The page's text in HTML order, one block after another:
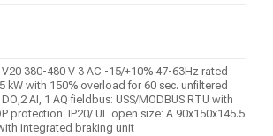
V20 380-480 V 3 AC -15/+10% 47-63Hz rated
kW with 150% overload for 60 sec. unfiltered
AI, 1 AQ fieldbus: USS/MODBUS RTU with
protection: IP20/ UL open size: A 90x150x145.5
integrated braking unit